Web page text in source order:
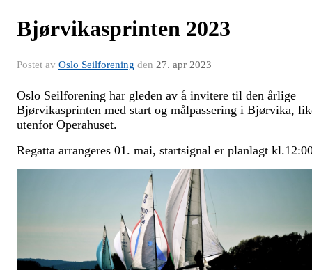
Bjørvikasprinten 2023
Postet av Oslo Seilforening den 27. apr 2023
Oslo Seilforening har gleden av å invitere til den årlige
Bjørvikasprinten med start og målpassering i Bjørvika,
utenfor Operahuset.
Regatta arrangeres 01. mai, startsignal er planlagt